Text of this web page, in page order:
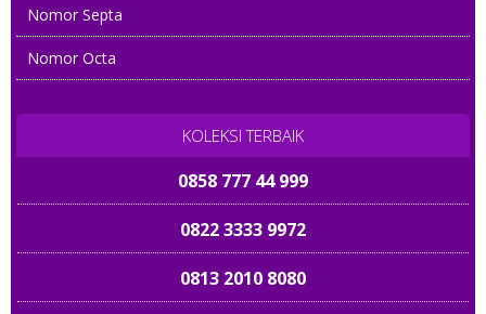
Nomor Septa
Nomor Octa
KOLEKSI TERBAIK
085870 222 999
0858 01 01 2005
0858 777 44 999
0822 3333 9972
0813 2010 8080
0858 7080 2999